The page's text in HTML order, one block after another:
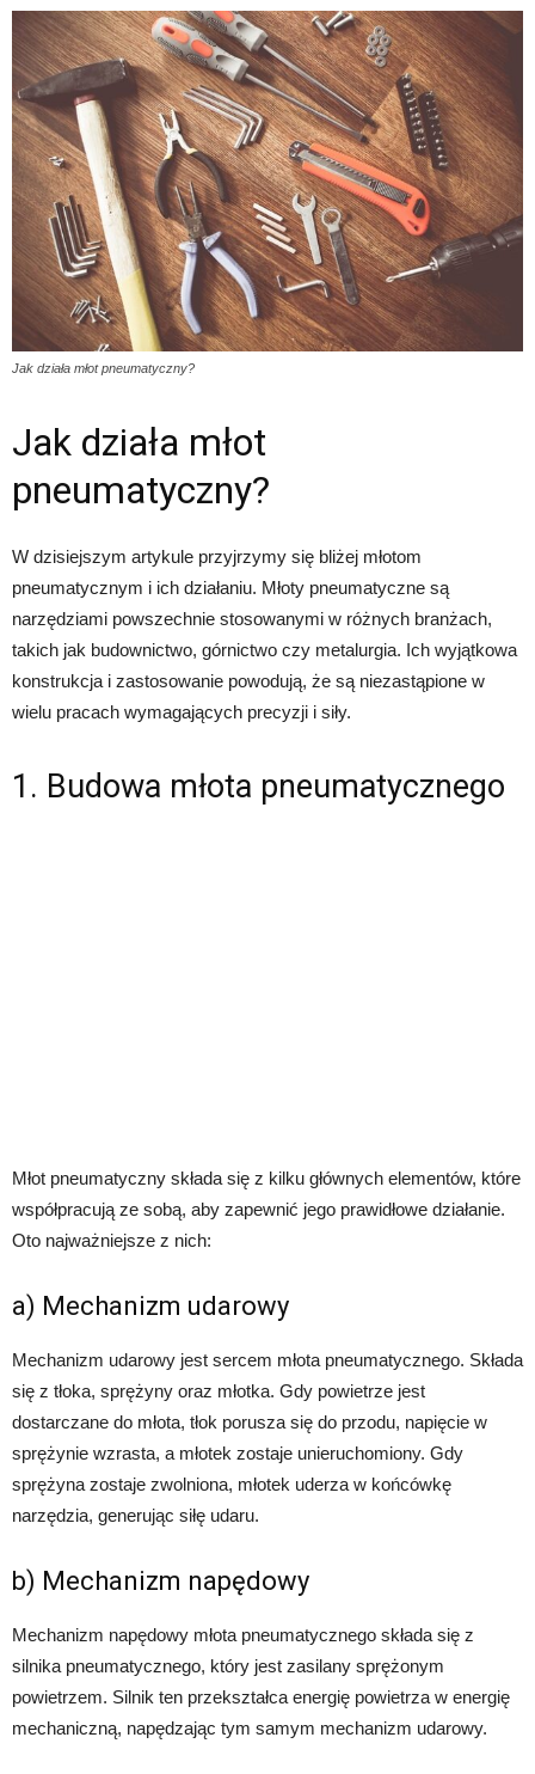
Jak działa młot pneumatyczny?
Jak działa młot
pneumatyczny?
W dzisiejszym artykule przyjrzymy się bliżej młotom
pneumatycznym i ich działaniu. Młoty pneumatyczne są
narzędziami powszechnie stosowanymi w różnych branżach,
takich jak budownictwo, górnictwo czy metalurgia. Ich wyjątkowa
konstrukcja i zastosowanie powodują, że są niezastąpione w
wielu pracach wymagających precyzji i siły.
1. Budowa młota pneumatycznego
Młot pneumatyczny składa się z kilku głównych elementów, które
współpracują ze sobą, aby zapewnić jego prawidłowe działanie.
Oto najważniejsze z nich:
a) Mechanizm udarowy
Mechanizm udarowy jest sercem młota pneumatycznego. Składa
się z tłoka, sprężyny oraz młotka. Gdy powietrze jest
dostarczane do młota, tłok porusza się do przodu, napięcie w
sprężynie wzrasta, a młotek zostaje unieruchomiony. Gdy
sprężyna zostaje zwolniona, młotek uderza w końcówkę
narzędzia, generując siłę udaru.
b) Mechanizm napędowy
Mechanizm napędowy młota pneumatycznego składa się z
silnika pneumatycznego, który jest zasilany sprężonym
powietrzem. Silnik ten przekształca energię powietrza w energię
mechaniczną, napędzając tym samym mechanizm udarowy.